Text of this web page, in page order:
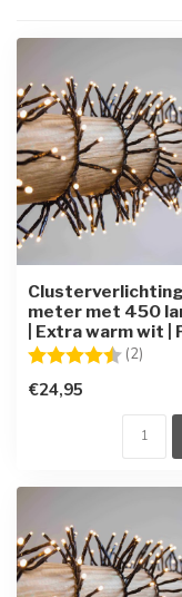
meter met 450
| Extra warm wit |
Beoordeling: (2)
€24,95